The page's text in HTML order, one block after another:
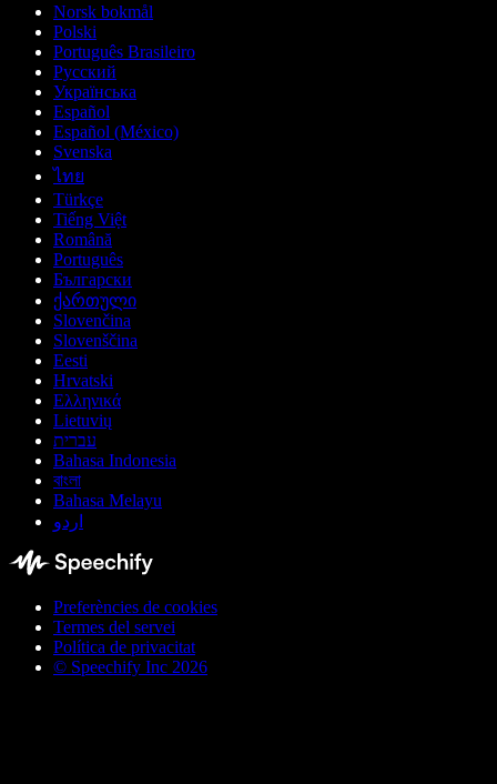
Norsk bokmål
Polski
Português Brasileiro
Русский
Українська
Español
Español (México)
Svenska
ไทย
Türkçe
Tiếng Việt
Română
Português
Български
ქართული
Slovenčina
Slovenščina
Eesti
Hrvatski
Ελληνικά
Lietuvių
עברית
Bahasa Indonesia
বাংলা
Bahasa Melayu
اردو
Preferències de cookies
Termes del servei
Política de privacitat
© Speechify Inc 2026